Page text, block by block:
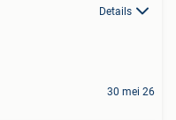
Details
30 mei 26